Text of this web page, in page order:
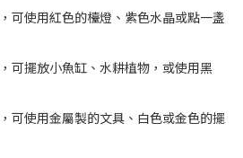
，可使用紅色的檯燈、紫色水晶或點一盞
，可擺放小魚缸、水耕植物，或使用黑
，可使用金屬製的文具、白色或金色的擺